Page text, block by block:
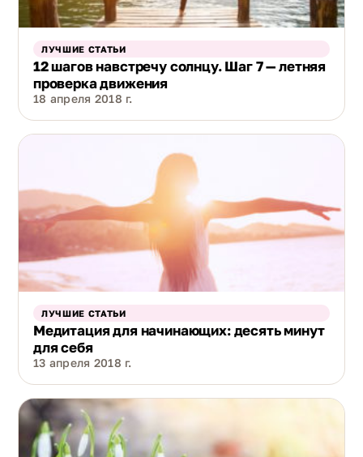
ЛУЧШИЕ СТАТЬИ
12 шагов навстречу солнцу. Шаг 7 — летняя
проверка движения
18 апреля 2018 г.
ЛУЧШИЕ СТАТЬИ
Медитация для начинающих: десять минут
для себя
13 апреля 2018 г.